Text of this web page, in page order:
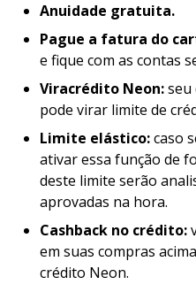
Anuidade gratuita.
Pague a fatura do
e fique com as contas
Viracrédito Neon:seu
pode virar limite de
Limite elástico:caso
ativar essa função de
deste limite serão
aprovadas na hora.
Cashback no crédito:
em suas compras
crédito Neon.